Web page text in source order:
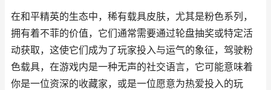
在和平精英的生态中，稀有载具皮肤，尤其是粉色系列，
拥有着不菲的价值，它们通常需要通过轮盘抽奖或特定活
动获取，这使它们成为了玩家投入与运气的象征，驾驶粉
色载具，在游戏内是一种无声的社交语言，它可能意味着
你是一位资深的收藏家，或是一位愿意为热爱投入的玩